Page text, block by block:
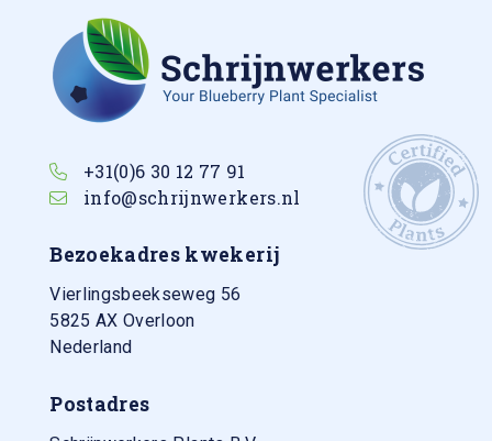
+31(0)6 30 12 77 91
info@schrijnwerkers.nl
Bezoekadres kwekerij
Vierlingsbeekseweg 56
5825 AX Overloon
Nederland
Postadres